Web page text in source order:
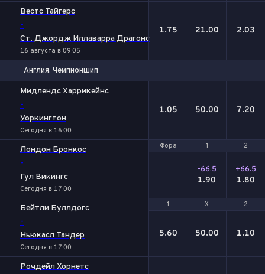
Вестс Тайгерс
-
Ст. Джордж Иллаварра Драгонс
16 августа в 09:05
1.75 21.00 2.03
Англия. Чемпионшип
Мидлендс Харрикейнс
-
Уоркингтон
Сегодня в 16:00
1.05 50.00 7.20
Фора 1 2
Лондон Бронкос
-
Гул Викингс
Сегодня в 17:00
Фора 1 2
-66.5
1.90
+66.5
1.80
1 Х 2
Бейтли Буллдогс
-
Ньюкасл Тандер
Сегодня в 17:00
1 Х 2
5.60 50.00 1.10
Рочдейл Хорнетс